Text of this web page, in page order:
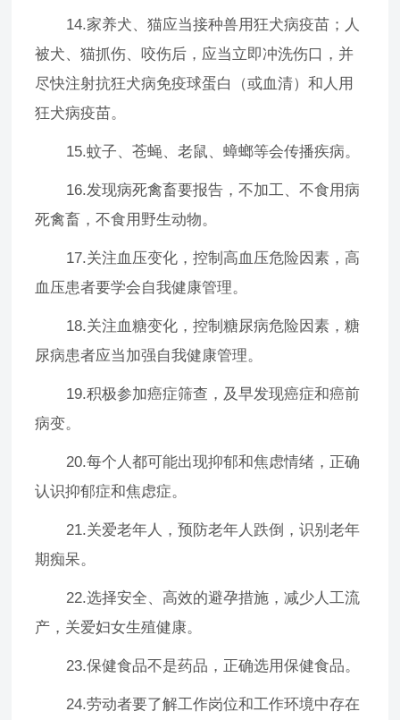
14.家养犬、猫应当接种兽用狂犬病疫苗；人
被犬、猫抓伤、咬伤后，应当立即冲洗伤口，并
尽快注射抗狂犬病免疫球蛋白（或血清）和人用
狂犬病疫苗。
15.蚊子、苍蝇、老鼠、蟑螂等会传播疾病。
16.发现病死禽畜要报告，不加工、不食用病
死禽畜，不食用野生动物。
17.关注血压变化，控制高血压危险因素，高
血压患者要学会自我健康管理。
18.关注血糖变化，控制糖尿病危险因素，糖
尿病患者应当加强自我健康管理。
19.积极参加癌症筛查，及早发现癌症和癌前
病变。
20.每个人都可能出现抑郁和焦虑情绪，正确
认识抑郁症和焦虑症。
21.关爱老年人，预防老年人跌倒，识别老年
期痴呆。
22.选择安全、高效的避孕措施，减少人工流
产，关爱妇女生殖健康。
23.保健食品不是药品，正确选用保健食品。
24.劳动者要了解工作岗位和工作环境中存在